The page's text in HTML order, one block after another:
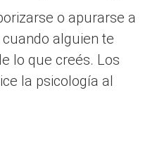
o apurarse a
alguien te
lo que creés. Los
la psicología al